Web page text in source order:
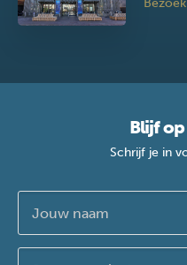
Bezoek
Blijf
Schrijf je in